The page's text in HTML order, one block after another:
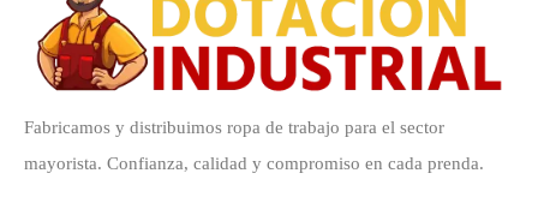
Fabricamos y distribuimos ropa de trabajo para el sector
mayorista. Confianza, calidad y compromiso en cada prenda.